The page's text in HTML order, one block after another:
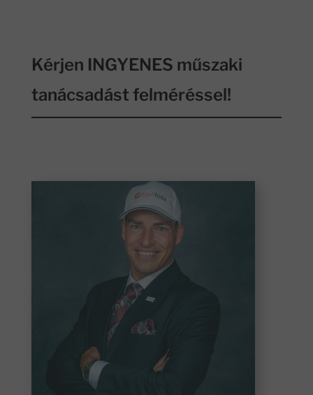
Kérjen INGYENES műszaki
tanácsadást felméréssel!